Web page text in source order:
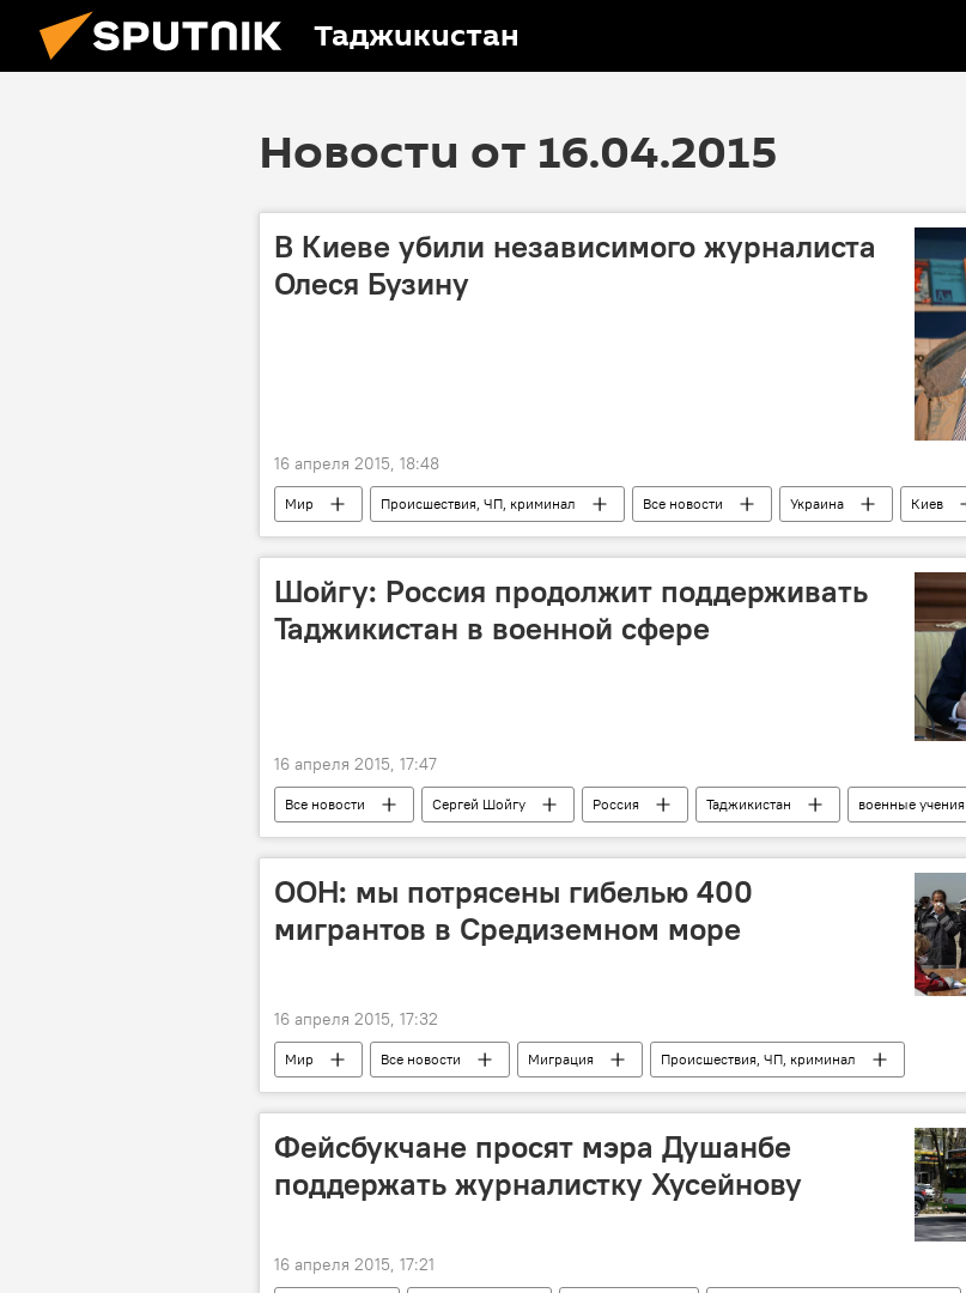
Таджикистан
Новости от 16.04.2015
В Киеве убили независимого журналиста
Олеся Бузину
16 апреля 2015, 18:48
Мир Происшествия, ЧП, криминал Все новости Украина
Киев
Юлия Мусташ
убийство смерть известных людей
Шойгу: Россия продолжит поддерживать
Таджикистан в военной сфере
16 апреля 2015, 17:47
Все новости Сергей Шойгу Россия Таджикистан
военные учения
ОДКБ
Минобороны России
ООН: мы потрясены гибелью 400
мигрантов в Средиземном море
16 апреля 2015, 17:32
Мир Все новости Миграция
Происшествия, ЧП, криминал
Юрий Федотов
ООН Трагедия на острове Лампедуза
беженцы
Фейсбукчане просят мэра Душанбе
поддержать журналистку Хусейнову
16 апреля 2015, 17:21